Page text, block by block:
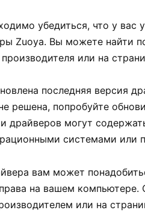
убедиться, что у вас
Zuoya. Вы можете найти
или на
последняя версия
решена, попробуйте
драйверов могут
системами или
вам может
на вашем компьютере.
или на